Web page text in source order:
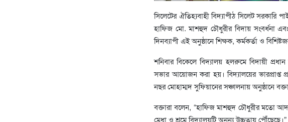
সিলেটের ঐতিহ্যবাহী বিদ্যাপীঠ সিলেট
হাফিজ মো. মাশহুদ চৌধুরীর বিদায় সংবর্ধনা
দিনব্যাপী এই অনুষ্ঠানে শিক্ষক, কর্মকর্তা ও
শনিবার বিকেলে বিদ্যালয় হলরুমে বিদায়ী
সভার আয়োজন করা হয়। বিদ্যালয়ের ভারপ্রাপ্ত
নছর মোহাম্মদ সুফিয়ানের সঞ্চালনায় অনুষ্ঠানে
বক্তারা বলেন, “হাফিজ মাশহুদ চৌধুরীর মতো
মেধা ও শ্রমে বিদ্যালয়টি অনন্য উচ্চতায় পৌঁছেছে।”